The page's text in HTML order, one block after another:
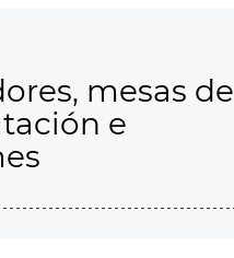
mesas de
e